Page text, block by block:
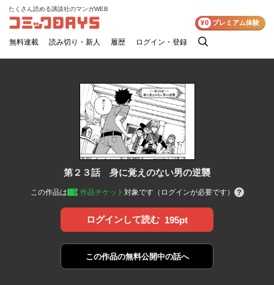
コミックDAYS
たくさん読める講談社のマンガWEB
無料連載 読み切り・新人 履歴 ログイン・登録
検
¥0 プレミアム体験
第２３話 身に覚えのない男の逆襲
この作品は 作品チケット 対象です（ログインが必要です）
ログインして読む 195pt
この作品の無料公開中の話へ